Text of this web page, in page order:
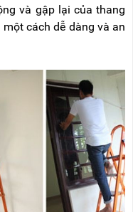
và gập lại của thang
cách dễ dàng và an